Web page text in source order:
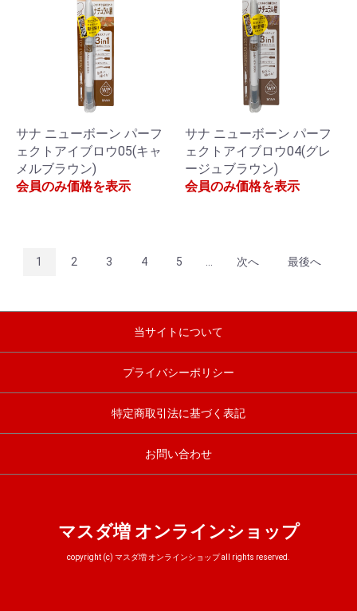
サナ ニューボーン パーフ
ェクトアイブロウ05(キャ
メルブラウン)
会員のみ価格を表示
サナ ニューボーン パーフ
ェクトアイブロウ04(グレ
ージュブラウン)
会員のみ価格を表示
1 2 3 4 5 次へ 最後へ
当サイトについて
プライバシーポリシー
特定商取引法に基づく表記
お問い合わせ
マスダ増 オンラインショップ
copyright (c) マスダ増 オンラインショップ all rights reserved.